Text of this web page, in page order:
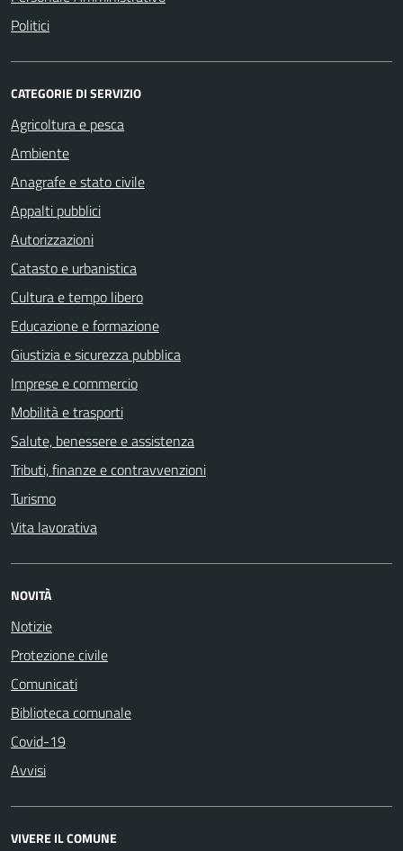
Politici
CATEGORIE DI SERVIZIO
Agricoltura e pesca
Ambiente
Anagrafe e stato civile
Appalti pubblici
Autorizzazioni
Catasto e urbanistica
Cultura e tempo libero
Educazione e formazione
Giustizia e sicurezza pubblica
Imprese e commercio
Mobilità e trasporti
Salute, benessere e assistenza
Tributi, finanze e contravvenzioni
Turismo
Vita lavorativa
NOVITÀ
Notizie
Protezione civile
Comunicati
Biblioteca comunale
Covid-19
Avvisi
VIVERE IL COMUNE